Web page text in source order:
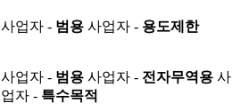
사업자 - 범용 사업자 - 용도제한
사업자 - 범용 사업자 - 전자무역용 사
업자 - 특수목적